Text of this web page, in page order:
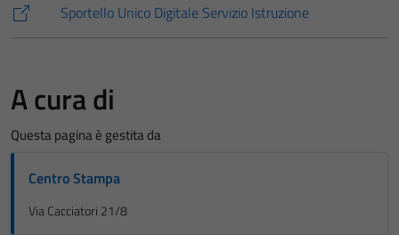
Sportello Unico Digitale Servizio Istruzione
A cura di
Questa pagina è gestita da
Centro Stampa
Via Cacciatori 21/8